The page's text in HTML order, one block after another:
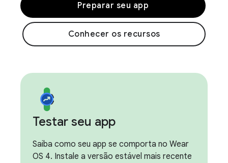
Preparar seu app
Conhecer os recursos
Testar seu app
Saiba como seu app se comporta no Wear
OS 4. Instale a versão estável mais recente